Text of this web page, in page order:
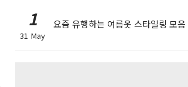
1
31 May
요즘 유행하는 여름옷 스타일링 모음